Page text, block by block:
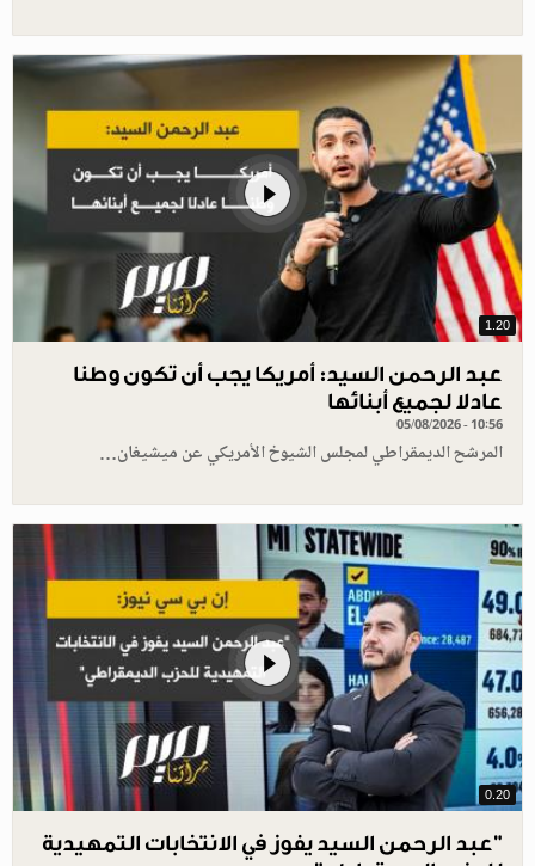
1.20
عبد الرحمن السيد: أمريكا يجب أن تكون وطنا
عادلا لجميع أبنائها
05/08/2026 - 10:56
المرشح الديمقراطي لمجلس الشيوخ الأمريكي عن ميشيغان…
0.20
"عبد الرحمن السيد يفوز في الانتخابات التمهيدية